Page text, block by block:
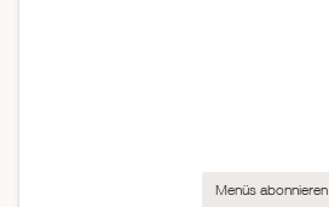
Menüs abonnieren